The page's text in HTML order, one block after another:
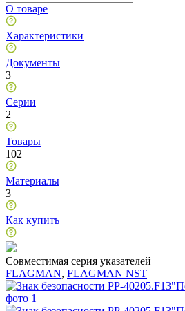
О товаре
Характеристики
Документы
3
Серии
2
Товары
102
Материалы
3
Как купить
Совместимая серия указателей
FLAGMAN, FLAGMAN NST